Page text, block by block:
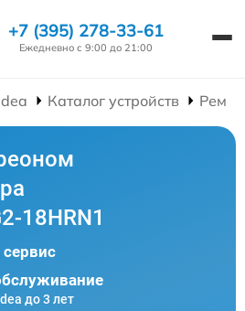
+7 (395) 278-33-61
Ежедневно с 9:00 до 21:00
Каталог устройств
18HRN1
до 3 лет